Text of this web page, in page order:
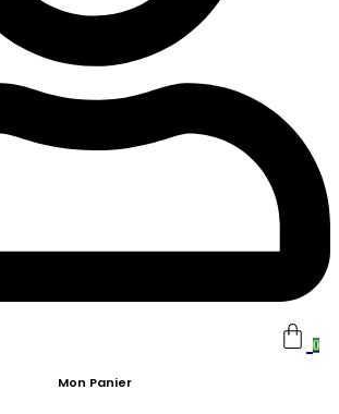
0
Mon Panier